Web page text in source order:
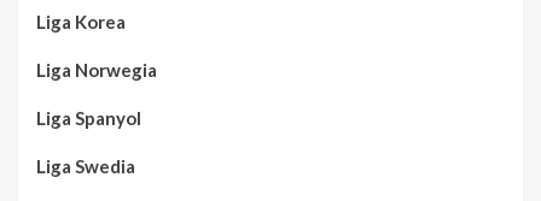
Liga Korea
Liga Norwegia
Liga Spanyol
Liga Swedia